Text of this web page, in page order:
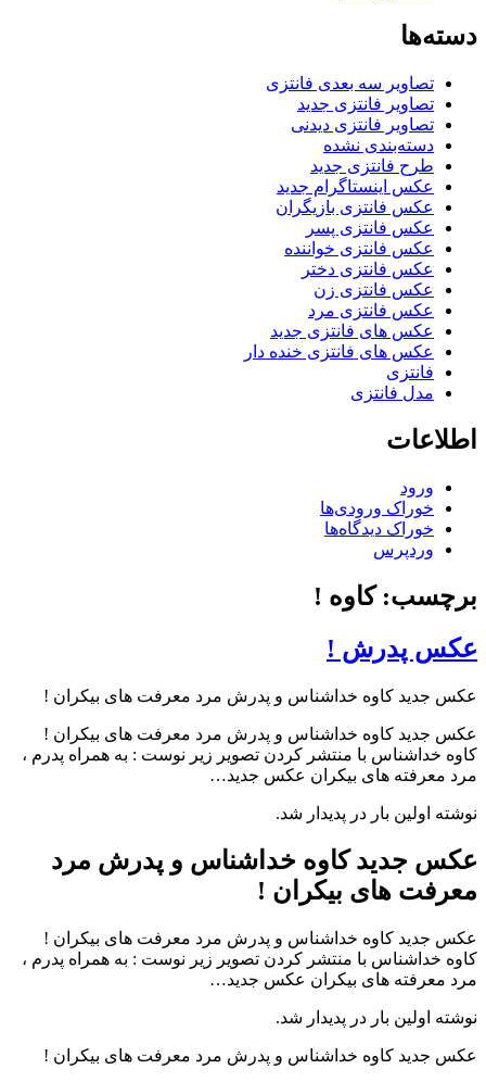
دسته‌ها
تصاویر سه بعدی فانتزی
تصاویر فانتزی جدید
تصاویر فانتزی دیدنی
دسته‌بندی نشده
طرح فانتزی جدید
عکس اینستاگرام جدید
عکس فانتزی بازیگران
عکس فانتزی پسر
عکس فانتزی خواننده
عکس فانتزی دختر
عکس فانتزی زن
عکس فانتزی مرد
عکس های فانتزی جدید
عکس های فانتزی خنده دار
فانتزی
مدل فانتزی
اطلاعات
ورود
خوراک ورودی‌ها
خوراک دیدگاه‌ها
وردپرس
برچسب: کاوه !
عکس پدرش !
عکس جدید کاوه خداشناس و پدرش مرد معرفت های بیکران !
عکس جدید کاوه خداشناس و پدرش مرد معرفت های بیکران !
کاوه خداشناس با منتشر کردن تصویر زیر نوست : به همراه پدرم ،
مرد معرفته های بیکران عکس جدید…
نوشته اولین بار در پدیدار شد.
عکس جدید کاوه خداشناس و پدرش مرد
معرفت های بیکران !
عکس جدید کاوه خداشناس و پدرش مرد معرفت های بیکران !
کاوه خداشناس با منتشر کردن تصویر زیر نوست : به همراه پدرم ،
مرد معرفته های بیکران عکس جدید…
نوشته اولین بار در پدیدار شد.
عکس جدید کاوه خداشناس و پدرش مرد معرفت های بیکران !